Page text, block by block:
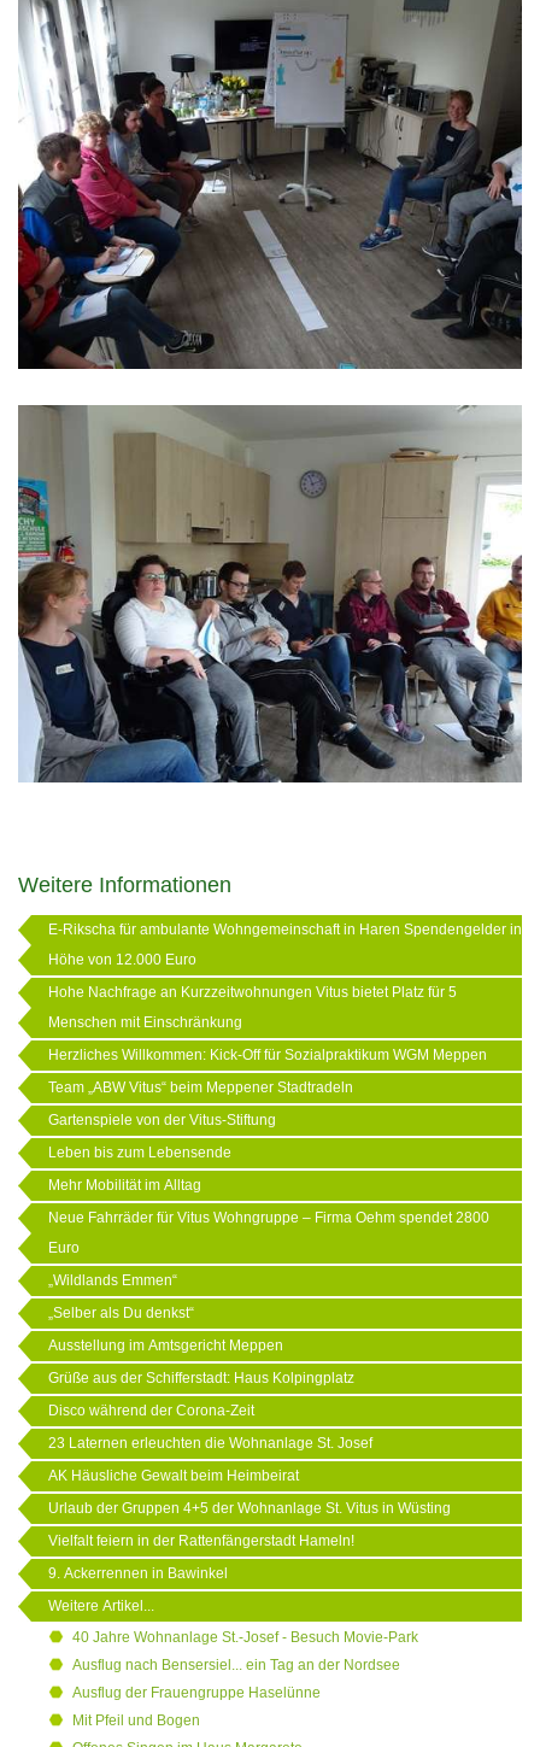
Weitere Informationen
E-Rikscha für ambulante Wohngemeinschaft in Haren Spendengelder in
Höhe von 12.000 Euro
Hohe Nachfrage an Kurzzeitwohnungen Vitus bietet Platz für 5
Menschen mit Einschränkung
Herzliches Willkommen: Kick-Off für Sozialpraktikum WGM Meppen
Team „ABW Vitus“ beim Meppener Stadtradeln
Gartenspiele von der Vitus-Stiftung
Leben bis zum Lebensende
Mehr Mobilität im Alltag
Neue Fahrräder für Vitus Wohngruppe – Firma Oehm spendet 2800
Euro
„Wildlands Emmen“
„Selber als Du denkst“
Ausstellung im Amtsgericht Meppen
Grüße aus der Schifferstadt: Haus Kolpingplatz
Disco während der Corona-Zeit
23 Laternen erleuchten die Wohnanlage St. Josef
AK Häusliche Gewalt beim Heimbeirat
Urlaub der Gruppen 4+5 der Wohnanlage St. Vitus in Wüsting
Vielfalt feiern in der Rattenfängerstadt Hameln!
9. Ackerrennen in Bawinkel
Weitere Artikel...
40 Jahre Wohnanlage St.-Josef - Besuch Movie-Park
Ausflug nach Bensersiel... ein Tag an der Nordsee
Ausflug der Frauengruppe Haselünne
Mit Pfeil und Bogen